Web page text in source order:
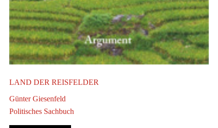
LAND DER REISFELDER
Günter Giesenfeld
Politisches Sachbuch